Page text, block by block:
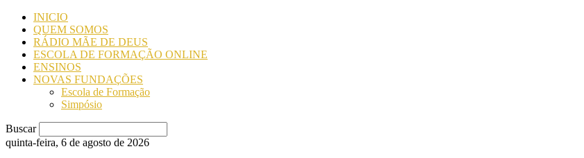
INICIO
QUEM SOMOS
RÁDIO MÃE DE DEUS
ESCOLA DE FORMAÇÃO ONLINE
ENSINOS
NOVAS FUNDAÇÕES
Escola de Formação
Simpósio
Buscar
quinta-feira, 6 de agosto de 2026